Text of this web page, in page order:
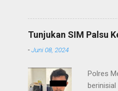
Heri
pidana,
Tunjukan SIM Palsu
-Juni 08, 2024
Polres
berinisial